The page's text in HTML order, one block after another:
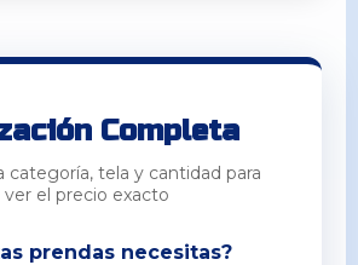
Completa
categoría, tela y cantidad para
ver el precio exacto
prendas necesitas?